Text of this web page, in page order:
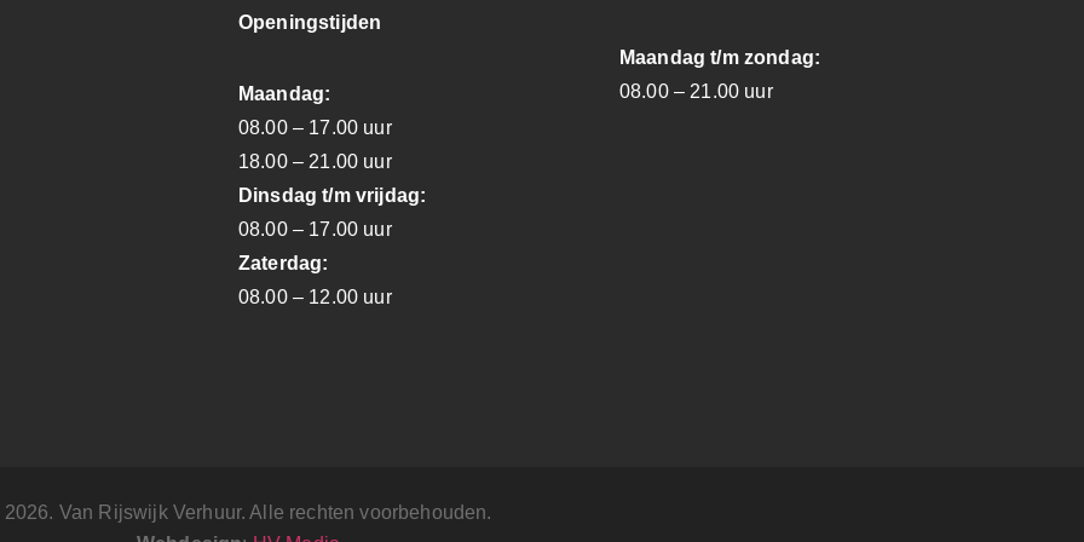
Openingstijden
Maandag:
08.00 – 17.00 uur
18.00 – 21.00 uur
Dinsdag t/m vrijdag:
08.00 – 17.00 uur
Zaterdag:
08.00 – 12.00 uur
Maandag t/m zondag:
08.00 – 21.00 uur
Van Rijswijk Verhuur. Alle rechten voorbehouden.